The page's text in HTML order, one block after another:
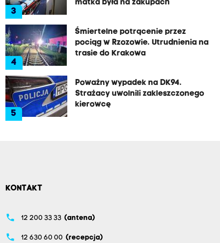
3
matka była na zakupach
4
Śmiertelne potrącenie przez
pociąg w Rzozowie. Utrudnienia na
trasie do Krakowa
5
Poważny wypadek na DK94.
Strażacy uwolnili zakleszczonego
kierowcę
KONTAKT
phone 12 200 33 33 (antena)
phone 12 630 60 00 (recepcja)